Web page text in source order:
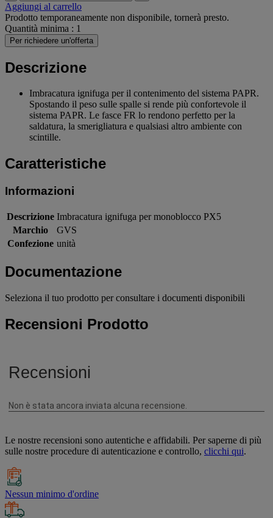
Aggiungi al carrello
Prodotto temporaneamente non disponibile, tornerà presto.
Quantità minima : 1
Per richiedere un'offerta
Descrizione
Imbracatura ignifuga per il contenimento del sistema PAPR.
Spostando il peso sulle spalle si rende più confortevole il
sistema PAPR. Le fasce FR lo rendono perfetto per la
saldatura, la smerigliatura e qualsiasi altro ambiente con
scintille.
Caratteristiche
Informazioni
Descrizione Imbracatura ignifuga per monoblocco PX5
Marchio
GVS
Confezione unità
Documentazione
Seleziona il tuo prodotto per consultare i documenti disponibili
Recensioni Prodotto
Le nostre recensioni sono autentiche e affidabili. Per saperne di più
sulle nostre procedure di autenticazione e controllo, clicchi qui.
Nessun minimo d'ordine